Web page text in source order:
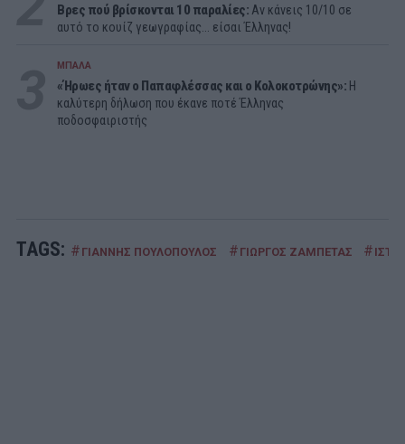
Βρες πού βρίσκονται 10 παραλίες: Αν κάνεις 10/10 σε
αυτό το κουίζ γεωγραφίας... είσαι Έλληνας!
ΜΠΑΛΑ
«Ήρωες ήταν ο Παπαφλέσσας και ο Κολοκοτρώνης»: Η
καλύτερη δήλωση που έκανε ποτέ Έλληνας
ποδοσφαιριστής
TAGS: # ΓΙΑΝΝΗΣ ΠΟΥΛΟΠΟΥΛΟΣ # ΓΙΩΡΓΟΣ ΖΑΜΠΕΤΑΣ #